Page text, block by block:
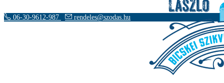
06-30-9612-987 rendeles@szodas.hu